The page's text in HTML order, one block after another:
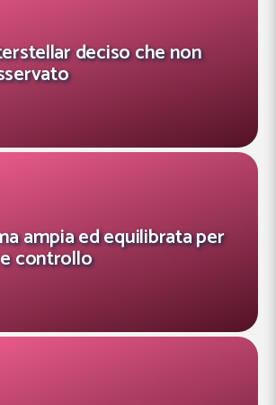
deciso che non
ampia ed equilibrata per
controllo